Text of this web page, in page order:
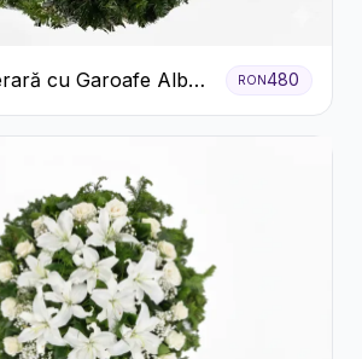
cu Garoafe Albe
RON480